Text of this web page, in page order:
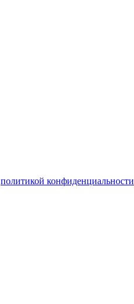
политикой конфиденциальности